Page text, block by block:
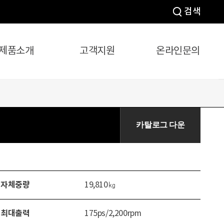
품소개 고객지원 온라인문의
검색
카탈로그 다운
자체중량 19,810㎏
최대출력 175ps/2,200rpm